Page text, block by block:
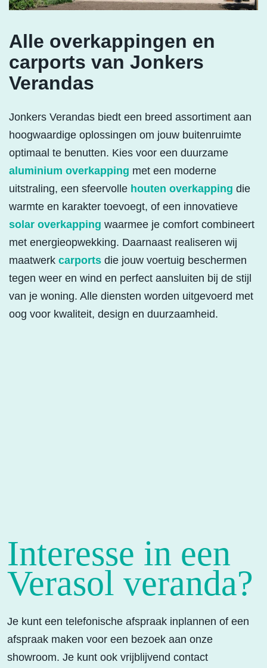
Alle overkappingen en
carports van Jonkers
Verandas
Jonkers Verandas biedt een breed assortiment aan
hoogwaardige oplossingen om jouw buitenruimte
optimaal te benutten. Kies voor een duurzame
aluminium overkapping met een moderne
uitstraling, een sfeervolle houten overkapping die
warmte en karakter toevoegt, of een innovatieve
solar overkapping waarmee je comfort combineert
met energieopwekking. Daarnaast realiseren wij
maatwerk carports die jouw voertuig beschermen
tegen weer en wind en perfect aansluiten bij de stijl
van je woning. Alle diensten worden uitgevoerd met
oog voor kwaliteit, design en duurzaamheid.
Interesse in een
Verasol veranda?
Je kunt een telefonische afspraak inplannen of een
afspraak maken voor een bezoek aan onze
showroom. Je kunt ook vrijblijvend contact